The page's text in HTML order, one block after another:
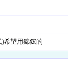
希望用錦鋐的